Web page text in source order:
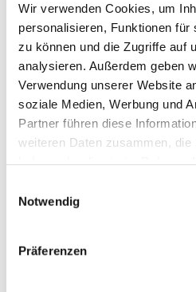
Wir verwenden Cookies, um
personalisieren, Funktionen für
zu können und die Zugriffe auf
analysieren. Außerdem geben
Verwendung unserer Website
soziale Medien, Werbung und
Partner führen diese
weiteren Daten zusammen, die
Notwendig
Präferenzen
Apfelkuchen
Apfelstreuselküchlein
Apfelstrudel trifft Tarte Tatin